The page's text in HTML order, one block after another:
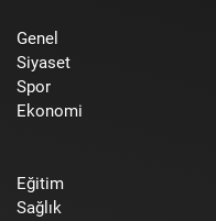
Genel
Siyaset
Spor
Ekonomi
Eğitim
Sağlık